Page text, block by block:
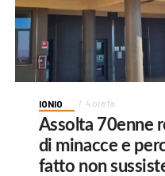
IONIO 4 ore fa
Assolta 70enne
di minacce e
fatto non